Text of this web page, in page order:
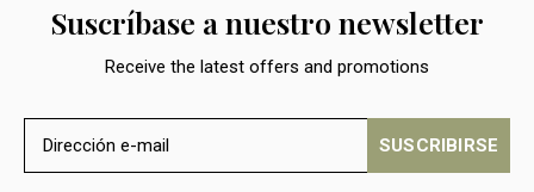
Suscríbase a nuestro newsletter
Receive the latest offers and promotions
SUSCRIBIRSE